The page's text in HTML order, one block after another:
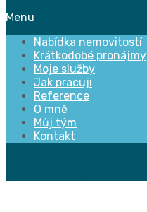
Menu
Nabídka nemovitostí
Krátkodobé pronájmy
Moje služby
Jak pracuji
Reference
O mně
Můj tým
Kontakt